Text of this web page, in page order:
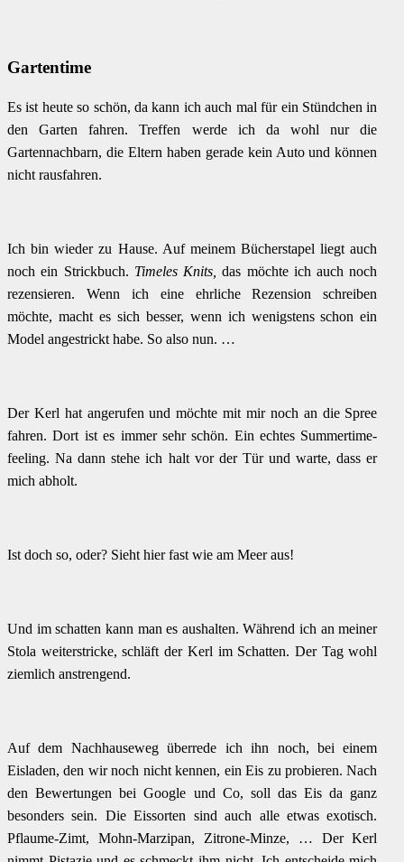
Gartentime
Es ist heute so schön, da kann ich auch mal für ein Stündchen in
den Garten fahren. Treffen werde ich da wohl nur die
Gartennachbarn, die Eltern haben gerade kein Auto und können
nicht rausfahren.
Ich bin wieder zu Hause. Auf meinem Bücherstapel liegt auch
noch ein Strickbuch. Timeles Knits,das möchte ich auch noch
rezensieren. Wenn ich eine ehrliche Rezension schreiben
möchte, macht es sich besser, wenn ich wenigstens schon ein
Model angestrickt habe. So also nun. …
Der Kerl hat angerufen und möchte mit mir noch an die Spree
fahren. Dort ist es immer sehr schön. Ein echtes Summertime-
feeling. Na dann stehe ich halt vor der Tür und warte, dass er
mich abholt.
Ist doch so, oder? Sieht hier fast wie am Meer aus!
Und im schatten kann man es aushalten. Während ich an meiner
Stola weiterstricke, schläft der Kerl im Schatten. Der Tag wohl
ziemlich anstrengend.
Auf dem Nachhauseweg überrede ich ihn noch, bei einem
Eisladen, den wir noch nicht kennen, ein Eis zu probieren. Nach
den Bewertungen bei Google und Co, soll das Eis da ganz
besonders sein. Die Eissorten sind auch alle etwas exotisch.
Pflaume-Zimt, Mohn-Marzipan, Zitrone-Minze, … Der Kerl